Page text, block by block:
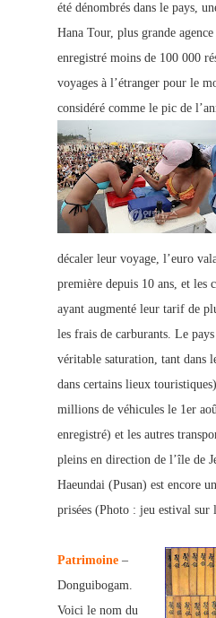
été dénombrés dans le pays,
Hana Tour, plus grande
enregistré moins de 100 000
voyages à l’étranger pour le
considéré comme le pic de
décaler leur voyage, l’euro
première depuis 10 ans, et les
ayant augmenté leur tarif de
les frais de carburants. Le
véritable saturation, tant dans
dans certains lieux
millions de véhicules le 1er
enregistré) et les autres
pleins en direction de l’île de
Haeundai (Pusan) est encore
prisées (Photo : jeu estival sur
Patrimoine –
Donguibogam.
Voici le nom du